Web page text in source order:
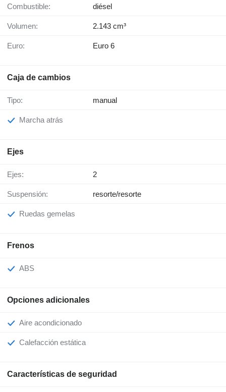
Combustible: diésel
Volumen: 2.143 cm³
Euro: Euro 6
Caja de cambios
Tipo: manual
Marcha atrás
Ejes
Ejes: 2
Suspensión: resorte/resorte
Ruedas gemelas
Frenos
ABS
Opciones adicionales
Aire acondicionado
Calefacción estática
Características de seguridad